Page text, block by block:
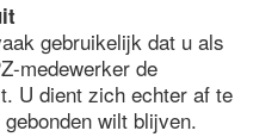
gebruikelijk dat u als
medewerker de
U dient zich echter af te
wilt blijven.